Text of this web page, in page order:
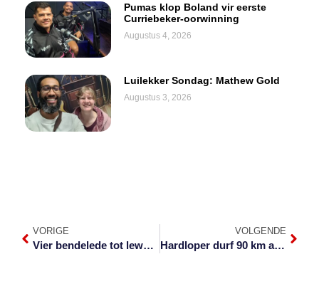
Pumas klop Boland vir eerste
Curriebeker-oorwinning
Augustus 4, 2026
Luilekker Sondag: Mathew Gold
Augustus 3, 2026
VORIGE
Vier bendelede tot lewenslank gevonnis in Graskop
VOLGENDE
Hardloper durf 90 km aan ten bate van Nelspruit Hospice